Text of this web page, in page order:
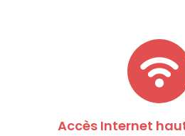
Accès Internet